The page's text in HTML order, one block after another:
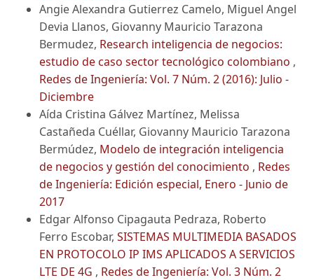
Angie Alexandra Gutierrez Camelo, Miguel Angel
Devia Llanos, Giovanny Mauricio Tarazona
Bermudez, Research inteligencia de negocios:
estudio de caso sector tecnológico colombiano ,
Redes de Ingeniería: Vol. 7 Núm. 2 (2016): Julio -
Diciembre
Aída Cristina Gálvez Martínez, Melissa
Castañeda Cuéllar, Giovanny Mauricio Tarazona
Bermúdez, Modelo de integración inteligencia
de negocios y gestión del conocimiento , Redes
de Ingeniería: Edición especial, Enero - Junio de
2017
Edgar Alfonso Cipagauta Pedraza, Roberto
Ferro Escobar, SISTEMAS MULTIMEDIA BASADOS
EN PROTOCOLO IP IMS APLICADOS A SERVICIOS
LTE DE 4G , Redes de Ingeniería: Vol. 3 Núm. 2